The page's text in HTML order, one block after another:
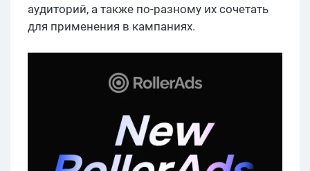
аудиторий, а также по-разному их сочетать
для применения в кампаниях.